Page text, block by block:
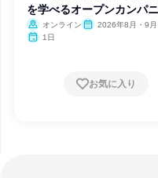
を学べるオープンカンパ
オンライン
2026年8月・9
1日
お気に入り